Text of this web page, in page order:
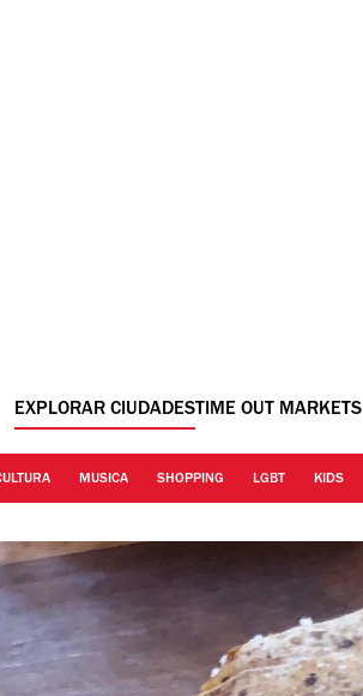
EXPLORAR CIUDADESTIME OUT MARKETS
MUSICA SHOPPING LGBT KIDS